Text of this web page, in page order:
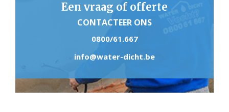
Een vraag of offerte
CONTACTEER ONS
0800/61.667
info@water-dicht.be